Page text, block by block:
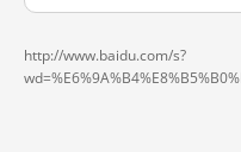
http://www.baidu.com/s?